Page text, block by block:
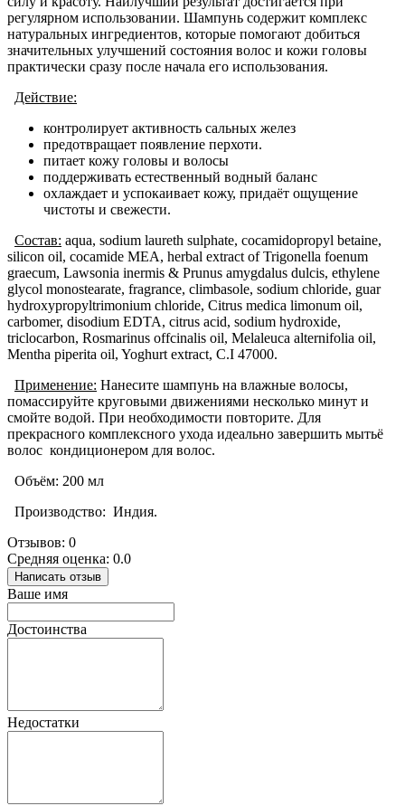
регулярном использовании. Шампунь содержит комплекс
натуральных ингредиентов, которые помогают добиться
значительных улучшений состояния волос и кожи головы
практически сразу после начала его использования.
Действие:
контролирует активность сальных желез
предотвращает появление перхоти.
питает кожу головы и волосы
поддерживать естественный водный баланс
охлаждает и успокаивает кожу, придаёт ощущение
чистоты и свежести.
Состав: aqua, sodium laureth sulphate, cocamidopropyl betaine,
silicon oil, cocamide MEA, herbal extract of Trigonella foenum
graecum, Lawsonia inermis & Prunus amygdalus dulcis, ethylene
glycol monostearate, fragrance, climbasole, sodium chloride, guar
hydroxypropyltrimonium chloride, Citrus medica limonum oil,
carbomer, disodium EDTA, citrus acid, sodium hydroxide,
triclocarbon, Rosmarinus offcinalis oil, Melaleuca alternifolia oil,
Mentha piperita oil, Yoghurt extract, C.I 47000.
Применение: Нанесите шампунь на влажные волосы,
помассируйте круговыми движениями несколько минут и
смойте водой. При необходимости повторите. Для
прекрасного комплексного ухода идеально завершить мытьё
волос кондиционером для волос.
Объём: 200 мл
Производство: Индия.
Отзывов: 0
Средняя оценка: 0.0
Написать отзыв
Ваше имя
Достоинства
Недостатки